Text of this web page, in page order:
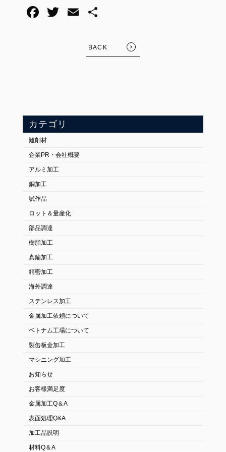
BACK
カテゴリ
難削材
企業PR・会社概要
アルミ加工
銅加工
試作品
ロット＆量産化
部品調達
樹脂加工
真鍮加工
精密加工
海外調達
ステンレス加工
金属加工依頼について
ベトナム工場について
製缶板金加工
マシニング加工
お知らせ
お客様満足度
金属加工Q＆A
表面処理Q&A
加工品説明
材料Q＆A